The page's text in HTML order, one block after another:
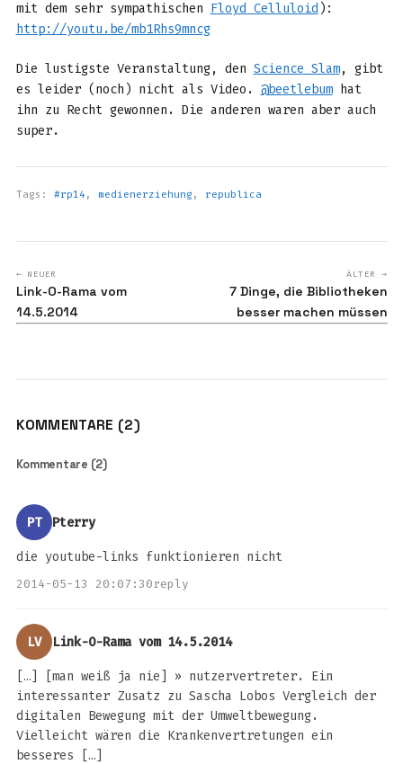
mit dem sehr sympathischen Floyd Celluloid ):
http://youtu.be/mb1Rhs9mncg
Die lustigste Veranstaltung, den Science Slam, gibt
es leider (noch) nicht als Video. @beetlebumhat
ihn zu Recht gewonnen. Die anderen waren aber auch
super.
Tags: #rp14 , medienerziehung , republica
← NEUER
Link-O-Rama vom
14.5.2014
ÄLTER →
7 Dinge, die Bibliotheken
besser machen müssen
KOMMENTARE (2)
Kommentare (2)
PT Pterry
die youtube-links funktionieren nicht
2014-05-13 20:07:30reply
LV Link-O-Rama vom 14.5.2014
[…] [man weiß ja nie] » nutzervertreter. Ein
interessanter Zusatz zu Sascha Lobos Vergleich der
digitalen Bewegung mit der Umweltbewegung.
Vielleicht wären die Krankenvertretungen ein
besseres […]